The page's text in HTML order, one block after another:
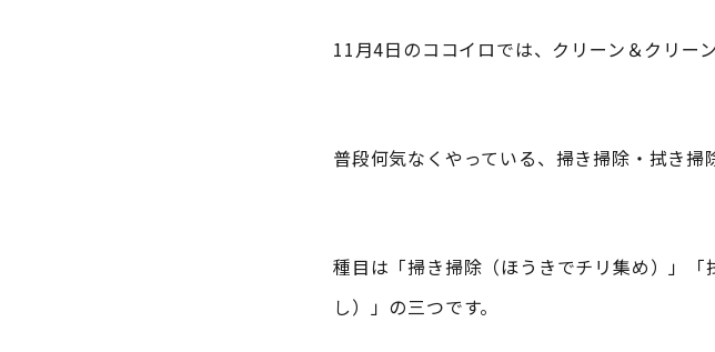
11月4日のココイロでは、クリーン＆クリー
普段何気なくやっている、掃き掃除・拭き掃
種目は「掃き掃除（ほうきでチリ集め）」
し）」の三つです。